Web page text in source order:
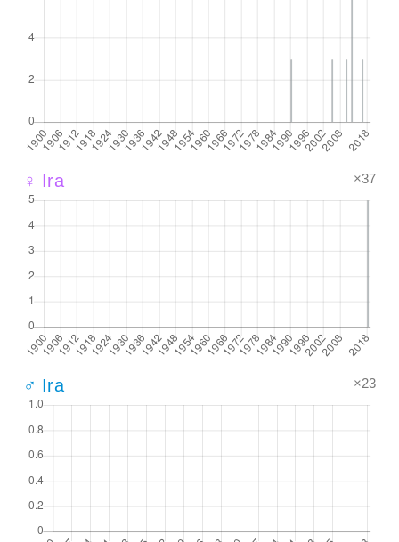
♀ Ira ×37
♂ Ira ×23